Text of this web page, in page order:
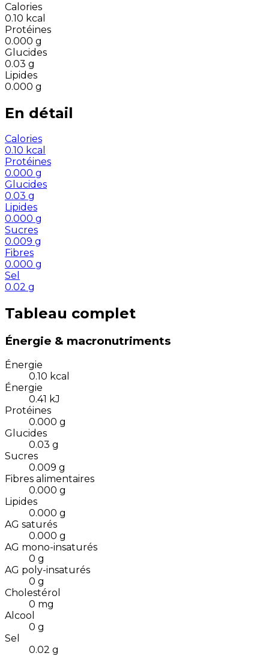
Calories
0.10 kcal
Protéines
0.000 g
Glucides
0.03 g
Lipides
0.000 g
En détail
Calories
0.10 kcal
Protéines
0.000 g
Glucides
0.03 g
Lipides
0.000 g
Sucres
0.009 g
Fibres
0.000 g
Sel
0.02 g
Tableau complet
Énergie & macronutriments
Énergie
0.10 kcal
Énergie
0.41 kJ
Protéines
0.000 g
Glucides
0.03 g
Sucres
0.009 g
Fibres alimentaires
0.000 g
Lipides
0.000 g
AG saturés
0.000 g
AG mono-insaturés
0 g
AG poly-insaturés
0 g
Cholestérol
0 mg
Alcool
0 g
Sel
0.02 g